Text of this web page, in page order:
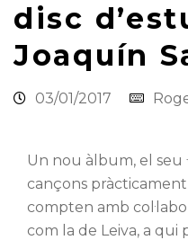
disc
Joaquín
03/01/2017
Un nou àlbum, el seu
cançons pràcticament
compten amb
com la de Leiva, a qui